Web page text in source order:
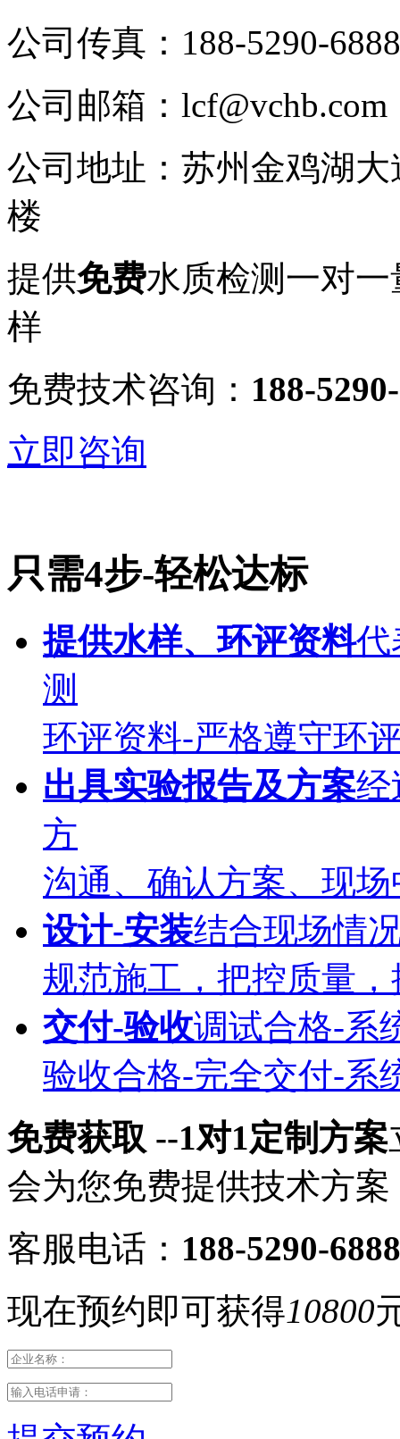
公司传真： 188-5290-6888
公司邮箱： lcf@vchb.com
公司地址： 苏州金鸡湖大
楼
提供免费水质检测 一对
样
免费技术咨询： 188-
立即咨询
只需4步-轻松达标
提供水样、环评资料代
测
环评资料-严格遵守环
出具实验报告及方案经
方
沟通、确认方案、现
设计-安装结合现场情
规范施工，把控质量
交付-验收调试合格-系
验收合格-完全交付-系
免费获取 --1对1定制方案
会为您免费提供技术方
客服电话： 188-5290-6888
现在预约即可获得10800